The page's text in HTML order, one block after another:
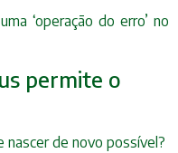
‘operação do erro’ no
permite o
nascer de novo possível?